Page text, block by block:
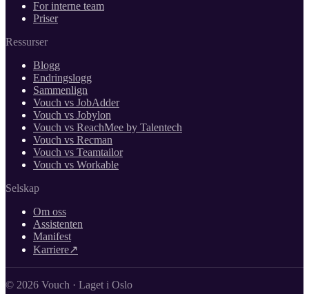
For interne team
Priser
Ressurser
Blogg
Endringslogg
Sammenlign
Vouch vs JobAdder
Vouch vs Jobylon
Vouch vs ReachMee by Talentech
Vouch vs Recman
Vouch vs Teamtailor
Vouch vs Workable
Selskap
Om oss
Assistenten
Manifest
Karriere↗
© 2026 Vouch · Laget i Oslo